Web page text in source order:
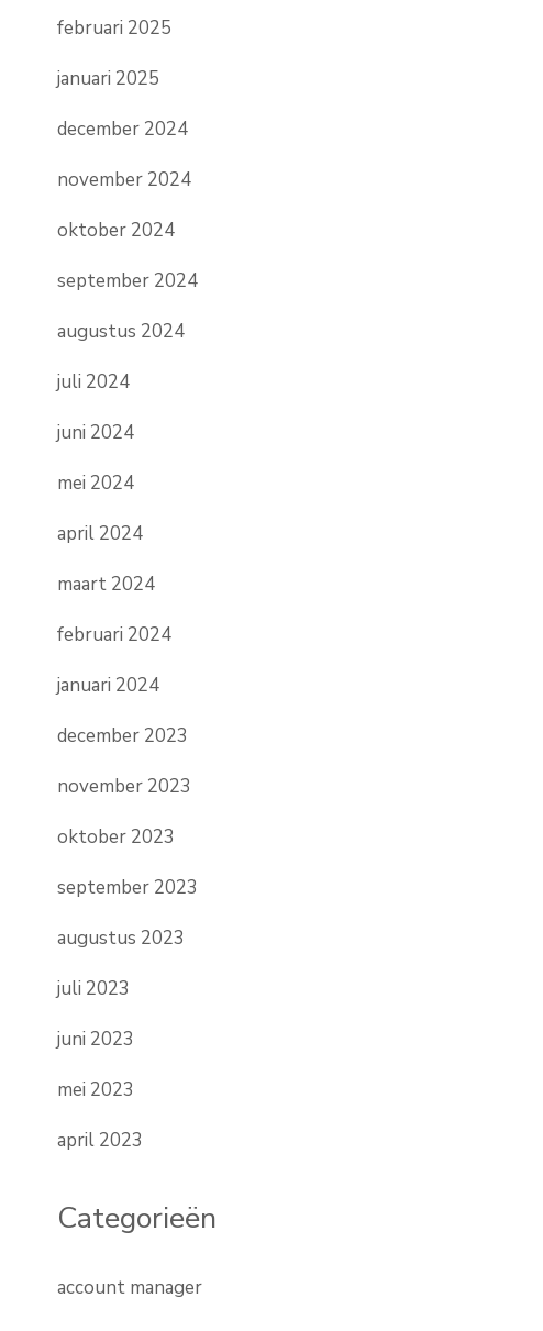
februari 2025
januari 2025
december 2024
november 2024
oktober 2024
september 2024
augustus 2024
juli 2024
juni 2024
mei 2024
april 2024
maart 2024
februari 2024
januari 2024
december 2023
november 2023
oktober 2023
september 2023
augustus 2023
juli 2023
juni 2023
mei 2023
april 2023
Categorieën
account manager